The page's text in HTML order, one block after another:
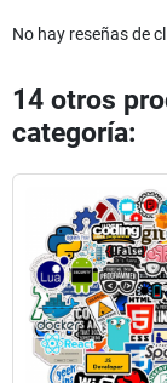
No hay reseñas de
14 otros
categoría: